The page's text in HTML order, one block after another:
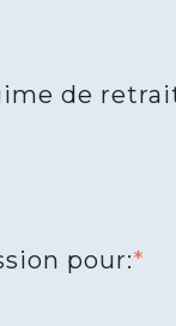
de
pour:*